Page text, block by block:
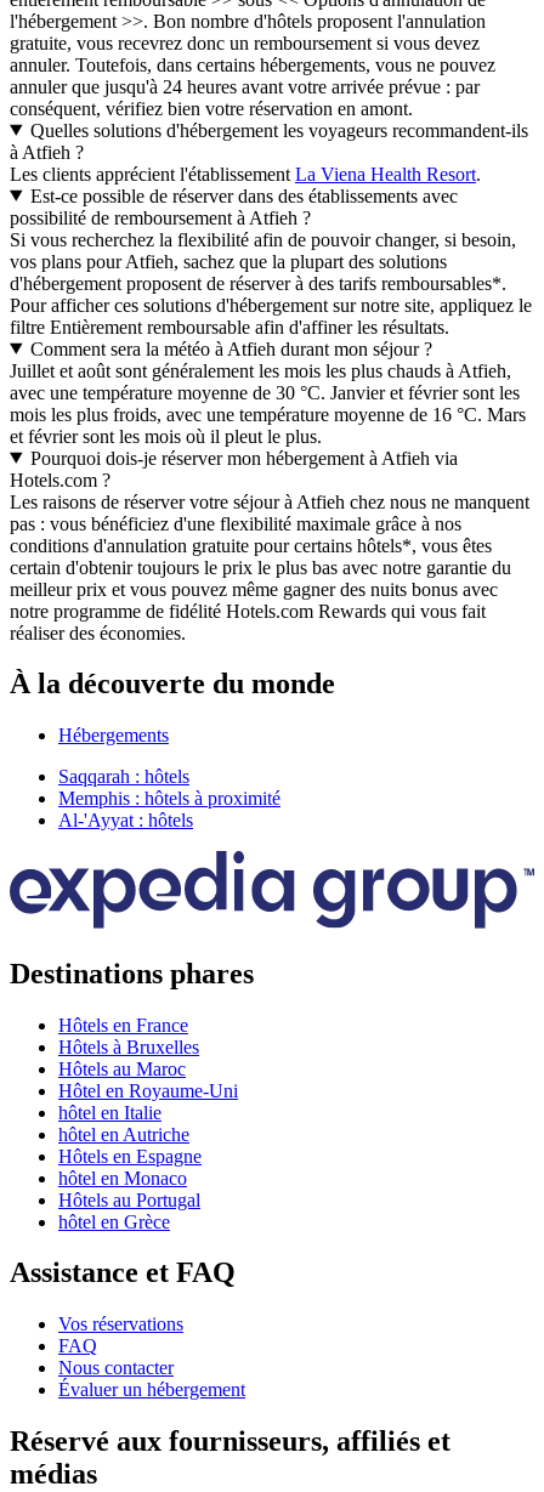
l'hébergement >>. Bon nombre d'hôtels proposent l'annulation
gratuite, vous recevrez donc un remboursement si vous devez
annuler. Toutefois, dans certains hébergements, vous ne pouvez
annuler que jusqu'à 24 heures avant votre arrivée prévue : par
conséquent, vérifiez bien votre réservation en amont.
Quelles solutions d'hébergement les voyageurs recommandent-ils
à Atfieh ?
Les clients apprécient l'établissement La Viena Health Resort.
Est-ce possible de réserver dans des établissements avec
possibilité de remboursement à Atfieh ?
Si vous recherchez la flexibilité afin de pouvoir changer, si besoin,
vos plans pour Atfieh, sachez que la plupart des solutions
d'hébergement proposent de réserver à des tarifs remboursables*.
Pour afficher ces solutions d'hébergement sur notre site, appliquez le
filtre Entièrement remboursable afin d'affiner les résultats.
Comment sera la météo à Atfieh durant mon séjour ?
Juillet et août sont généralement les mois les plus chauds à Atfieh,
avec une température moyenne de 30 °C. Janvier et février sont les
mois les plus froids, avec une température moyenne de 16 °C. Mars
et février sont les mois où il pleut le plus.
Pourquoi dois-je réserver mon hébergement à Atfieh via
Hotels.com ?
Les raisons de réserver votre séjour à Atfieh chez nous ne manquent
pas : vous bénéficiez d'une flexibilité maximale grâce à nos
conditions d'annulation gratuite pour certains hôtels*, vous êtes
certain d'obtenir toujours le prix le plus bas avec notre garantie du
meilleur prix et vous pouvez même gagner des nuits bonus avec
notre programme de fidélité Hotels.com Rewards qui vous fait
réaliser des économies.
À la découverte du monde
Hébergements
Saqqarah : hôtels
Memphis : hôtels à proximité
Al-'Ayyat : hôtels
Destinations phares
Hôtels en France
Hôtels à Bruxelles
Hôtels au Maroc
Hôtel en Royaume-Uni
hôtel en Italie
hôtel en Autriche
Hôtels en Espagne
hôtel en Monaco
Hôtels au Portugal
hôtel en Grèce
Assistance et FAQ
Vos réservations
FAQ
Nous contacter
Évaluer un hébergement
Réservé aux fournisseurs, affiliés et
médias